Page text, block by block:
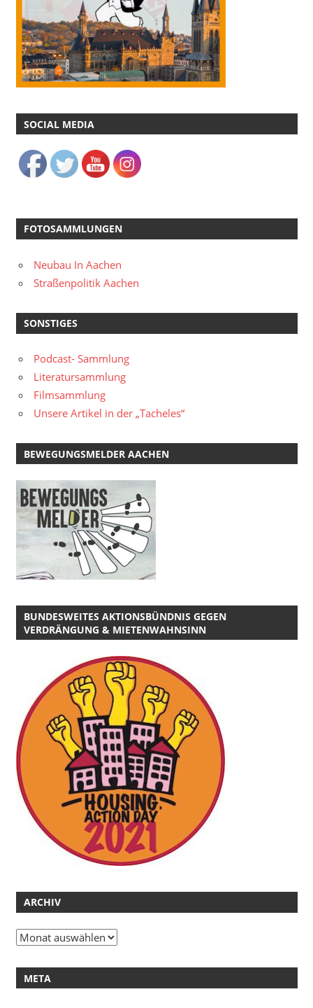
SOCIAL MEDIA
FOTOSAMMLUNGEN
Neubau In Aachen
Straßenpolitik Aachen
SONSTIGES
Podcast- Sammlung
Literatursammlung
Filmsammlung
Unsere Artikel in der „Tacheles“
BEWEGUNGSMELDER AACHEN
BUNDESWEITES AKTIONSBÜNDNIS GEGEN
VERDRÄNGUNG & MIETENWAHNSINN
ARCHIV
Archiv
META